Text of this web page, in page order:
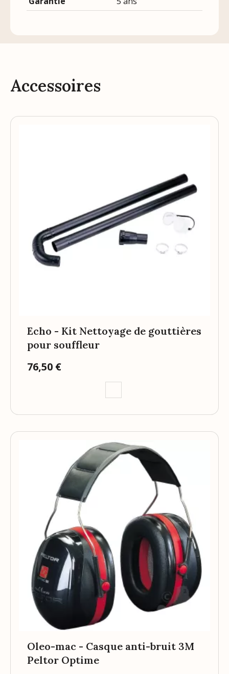
Accessoires
Echo - Kit Nettoyage de gouttières
pour souffleur
Prix
76,50 €
Oleo-mac - Casque anti-bruit 3M
Peltor Optime